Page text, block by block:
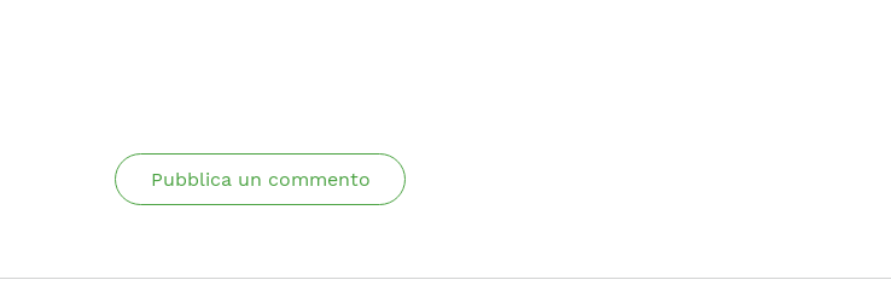
Pubblica un commento